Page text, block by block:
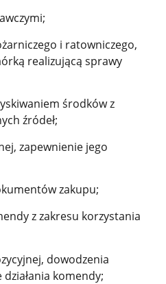
i ratowniczego,
realizującą sprawy
środków z
źródeł;
zapewnienie jego
zakupu;
z zakresu korzystania
dowodzenia
komendy;